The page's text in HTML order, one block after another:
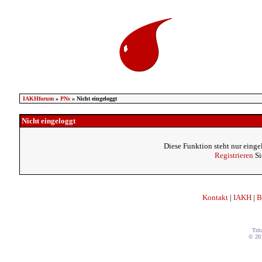
IAKHforum» PNs» Nicht eingeloggt
Nicht eingeloggt
Diese Funktion steht nur
Registrieren
Kontakt | IAKH |
©